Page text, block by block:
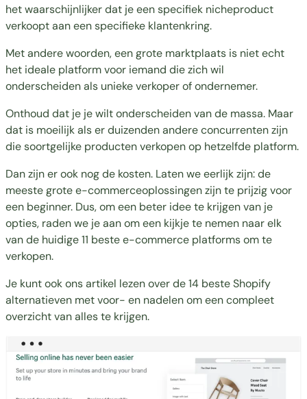
het waarschijnlijker dat je een specifiek nicheproduct
verkoopt aan een specifieke klantenkring.
Met andere woorden, een grote marktplaats is niet echt
het ideale platform voor iemand die zich wil
onderscheiden als unieke verkoper of ondernemer.
Onthoud dat je je wilt onderscheiden van de massa. Maar
dat is moeilijk als er duizenden andere concurrenten zijn
die soortgelijke producten verkopen op hetzelfde platform.
Dan zijn er ook nog de kosten. Laten we eerlijk zijn: de
meeste grote e-commerceoplossingen zijn te prijzig voor
een beginner. Dus, om een beter idee te krijgen van je
opties, raden we je aan om een kijkje te nemen naar elk
van de huidige11 beste e-commerce platforms om te
verkopen.
Je kunt ook ons artikel lezen over de14 beste Shopify
alternatieven met voor- en nadelenom een compleet
overzicht van alles te krijgen.